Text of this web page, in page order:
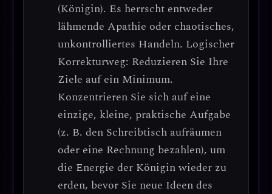
(Königin). Es herrscht entweder
lähmende Apathie oder chaotisches,
unkontrolliertes Handeln. Logischer
Korrekturweg: Reduzieren Sie Ihre
Ziele auf ein Minimum.
Konzentrieren Sie sich auf eine
einzige, kleine, praktische Aufgabe
(z. B. den Schreibtisch aufräumen
oder eine Rechnung bezahlen), um
die Energie der Königin wieder zu
erden, bevor Sie neue Ideen des